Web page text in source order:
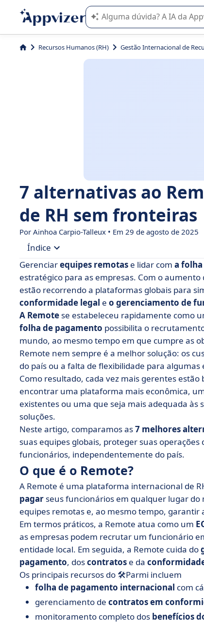
A IA do Appvizer o orienta no
Recursos Humanos (RH) Gestão Internacional de
7 alternativas ao
de RH sem fronteiras
Por Ainhoa Carpio-Talleux • Em 29 de agosto de 2025
Índice
• O que é o Remote?
• Por que considerar uma alternativa ao
• Tabela comparativa das 7 melhores
• Nossas 7 principais alternativas ao Remote
• Como escolher a alternativa do Remote
• Um bom gerenciamento global começa
Gerenciarequipes remotas e lidar com a
estratégico para as empresas. Com o
estão recorrendo a plataformas globais para
conformidade legal e o gerenciamento de
A Remote se estabeleceu rapidamente como
folha de pagamento possibilita o
mundo, ao mesmo tempo em que cumpre as
Remote nem sempre é a melhor solução: os
do país ou a falta de flexibilidade para algumas
Como resultado, cada vez mais gerentes estão
encontrar uma plataforma mais econômica,
existentes ou uma que seja mais adequada às
soluções.
Neste artigo, comparamos as7 melhores
suas equipes globais, proteger suas
funcionários, independentemente do país.
O que é o Remote?
A Remote é uma plataforma internacional de
pagar seus funcionários em qualquer lugar
equipes remotas e, ao mesmo tempo, garantir
Em termos práticos, a Remote atua como um
as empresas podem recrutar um funcionário
entidade local. Em seguida, a Remote cuida do
pagamento, doscontratos e da
Os principais recursos do 🛠️Parmi incluem
folha de pagamento internacional com
gerenciamento de contratos em
monitoramento completo dos benefícios